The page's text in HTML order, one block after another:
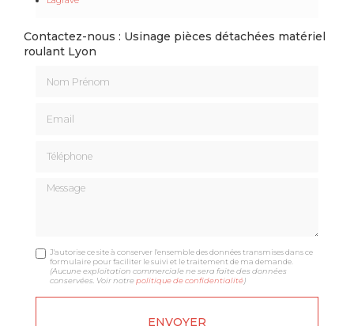
Contactez-nous : Usinage pièces détachées matériel
roulant Lyon
Message
J'autorise ce site à conserver l'ensemble des données transmises dans ce
formulaire pour faciliter le suivi et le traitement de ma demande.
(Aucune exploitation commerciale ne sera faite des données
conservées. Voir notrepolitique de confidentialité)